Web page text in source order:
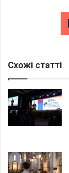
Схожі статті